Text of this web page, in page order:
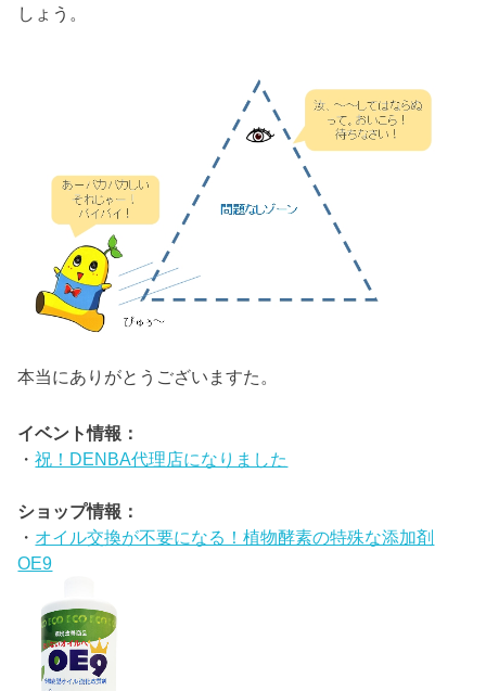
しょう。
本当にありがとうございますた。
イベント情報：
・祝！DENBA代理店になりました
ショップ情報：
・ オイル交換が不要になる！植物酵素の特殊な添加剤
OE9